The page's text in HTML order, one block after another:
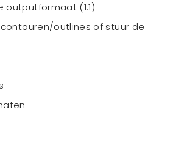
outputformaat (1:1)
outlines of stuur de